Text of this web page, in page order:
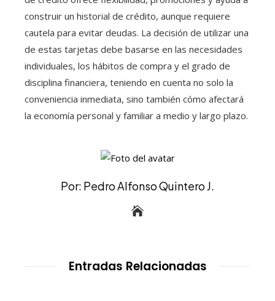
construir un historial de crédito, aunque requiere
cautela para evitar deudas. La decisión de utilizar una
de estas tarjetas debe basarse en las necesidades
individuales, los hábitos de compra y el grado de
disciplina financiera, teniendo en cuenta no solo la
conveniencia inmediata, sino también cómo afectará
la economía personal y familiar a medio y largo plazo.
Por: Pedro Alfonso Quintero J.
Entradas Relacionadas